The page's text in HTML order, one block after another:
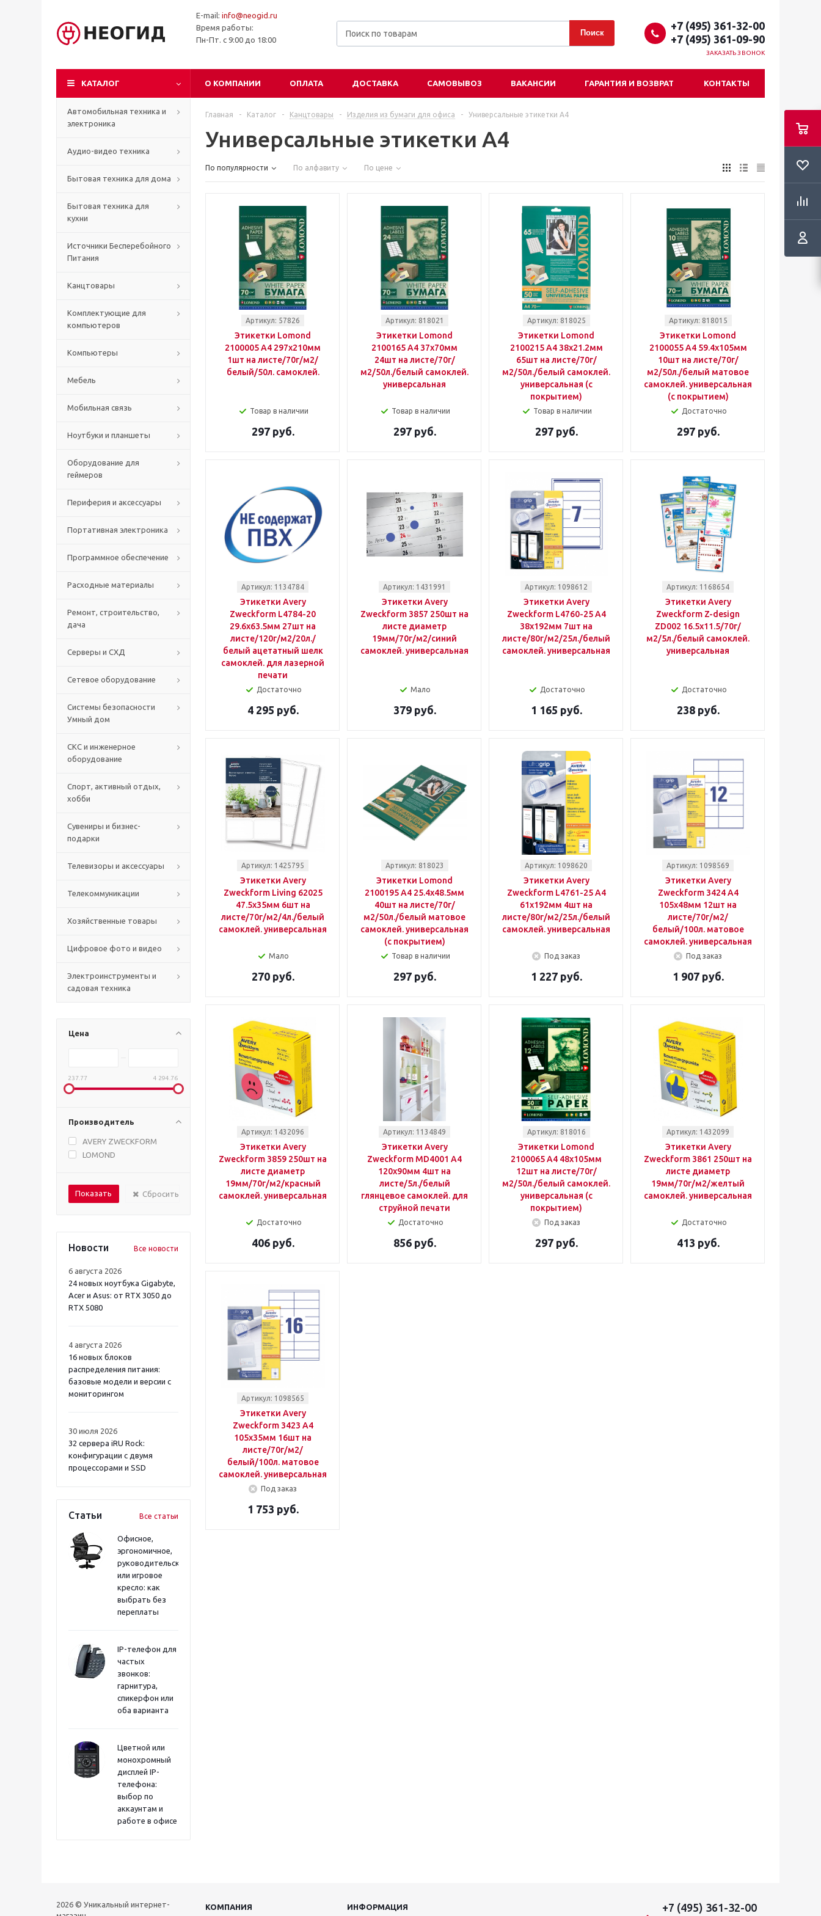
E-mail: info@neogid.ru
Время работы:
Пн-Пт. с 9:00 до 18:00
+7 (495) 361-32-00
+7 (495) 361-09-90
ЗАКАЗАТЬ ЗВОНОК
КАТАЛОГ О КОМПАНИИ ОПЛАТА ДОСТАВКА САМОВЫВОЗ ВАКАНСИИ ГАРАНТИЯ И ВОЗВРАТ КОНТАКТЫ
Автомобильная техника и
электроника
Аудио-видео техника
Бытовая техника для дома
Бытовая техника для
кухни
Источники Бесперебойного
Питания
Канцтовары
Комплектующие для
компьютеров
Компьютеры
Мебель
Мобильная связь
Ноутбуки и планшеты
Оборудование для
геймеров
Периферия и аксессуары
Портативная электроника
Программное обеспечение
Расходные материалы
Ремонт, строительство,
дача
Серверы и СХД
Сетевое оборудование
Системы безопасности
Умный дом
СКС и инженерное
оборудование
Спорт, активный отдых,
хобби
Сувениры и бизнес-
подарки
Телевизоры и аксессуары
Телекоммуникации
Хозяйственные товары
Цифровое фото и видео
Электроинструменты и
садовая техника
Цена
237.77 4 294.76
Производитель
AVERY ZWECKFORM
LOMOND
Сбросить
Новости Все новости
6 августа 2026
24 новых ноутбука Gigabyte,
Acer и Asus: от RTX 3050 до
RTX 5080
4 августа 2026
16 новых блоков
распределения питания:
базовые модели и версии с
мониторингом
30 июля 2026
32 сервера iRU Rock:
конфигурации с двумя
процессорами и SSD
Статьи Все статьи
Офисное,
эргономичное,
руководительское
или игровое
кресло: как
выбрать без
переплаты
IP-телефон для
частых
звонков:
гарнитура,
спикерфон или
оба варианта
Цветной или
монохромный
дисплей IP-
телефона:
выбор по
аккаунтам и
работе в офисе
Главная - Каталог - Канцтовары - Изделия из бумаги для офиса - Универсальные этикетки А4
Универсальные этикетки А4
По популярности По алфавиту По цене
Артикул: 57826
Этикетки Lomond
2100005 A4 297x210мм
1шт на листе/70г/м2/
белый/50л. самоклей.
Товар в наличии
297 руб.
Артикул: 818021
Этикетки Lomond
2100165 A4 37x70мм
24шт на листе/70г/
м2/50л./белый самоклей.
универсальная
Товар в наличии
297 руб.
Артикул: 818025
Этикетки Lomond
2100215 A4 38x21.2мм
65шт на листе/70г/
м2/50л./белый самоклей.
универсальная (с
покрытием)
Товар в наличии
297 руб.
Артикул: 818015
Этикетки Lomond
2100055 A4 59.4x105мм
10шт на листе/70г/
м2/50л./белый матовое
самоклей. универсальная
(с покрытием)
Достаточно
297 руб.
Артикул: 1134784
Этикетки Avery
Zweckform L4784-20
29.6x63.5мм 27шт на
листе/120г/м2/20л./
белый ацетатный шелк
самоклей. для лазерной
печати
Достаточно
4 295 руб.
Артикул: 1431991
Этикетки Avery
Zweckform 3857 250шт на
листе диаметр
19мм/70г/м2/синий
самоклей. универсальная
Мало
379 руб.
Артикул: 1098612
Этикетки Avery
Zweckform L4760-25 A4
38x192мм 7шт на
листе/80г/м2/25л./белый
самоклей. универсальная
Достаточно
1 165 руб.
Артикул: 1168654
Этикетки Avery
Zweckform Z-design
ZD002 16.5x11.5/70г/
м2/5л./белый самоклей.
универсальная
Достаточно
238 руб.
Артикул: 1425795
Этикетки Avery
Zweckform Living 62025
47.5x35мм 6шт на
листе/70г/м2/4л./белый
самоклей. универсальная
Мало
270 руб.
Артикул: 818023
Этикетки Lomond
2100195 A4 25.4x48.5мм
40шт на листе/70г/
м2/50л./белый матовое
самоклей. универсальная
(с покрытием)
Товар в наличии
297 руб.
Артикул: 1098620
Этикетки Avery
Zweckform L4761-25 A4
61x192мм 4шт на
листе/80г/м2/25л./белый
самоклей. универсальная
Под заказ
1 227 руб.
Артикул: 1098569
Этикетки Avery
Zweckform 3424 A4
105x48мм 12шт на
листе/70г/м2/
белый/100л. матовое
самоклей. универсальная
Под заказ
1 907 руб.
Артикул: 1432096
Этикетки Avery
Zweckform 3859 250шт на
листе диаметр
19мм/70г/м2/красный
самоклей. универсальная
Достаточно
406 руб.
Артикул: 1134849
Этикетки Avery
Zweckform MD4001 A4
120x90мм 4шт на
листе/5л./белый
глянцевое самоклей. для
струйной печати
Достаточно
856 руб.
Артикул: 818016
Этикетки Lomond
2100065 A4 48x105мм
12шт на листе/70г/
м2/50л./белый самоклей.
универсальная (с
покрытием)
Под заказ
297 руб.
Артикул: 1432099
Этикетки Avery
Zweckform 3861 250шт на
листе диаметр
19мм/70г/м2/желтый
самоклей. универсальная
Достаточно
413 руб.
Артикул: 1098565
Этикетки Avery
Zweckform 3423 A4
105x35мм 16шт на
листе/70г/м2/
белый/100л. матовое
самоклей. универсальная
Под заказ
1 753 руб.
2026 © Уникальный интернет-
КОМПАНИЯ ИНФОРМАЦИЯ +7 (495) 361-32-00